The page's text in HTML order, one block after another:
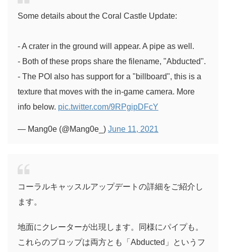
Some details about the Coral Castle Update:
- A crater in the ground will appear. A pipe as well.
- Both of these props share the filename, "Abducted".
- The POI also has support for a "billboard", this is a
texture that moves with the in-game camera. More
info below. pic.twitter.com/9RPgipDFcY
— Mang0e (@Mang0e_) June 11, 2021
コーラルキャッスルアップデートの詳細をご紹介し
ます。
地面にクレーターが出現します。同様にパイプも。
これらのプロップは両方とも「Abducted」というフ